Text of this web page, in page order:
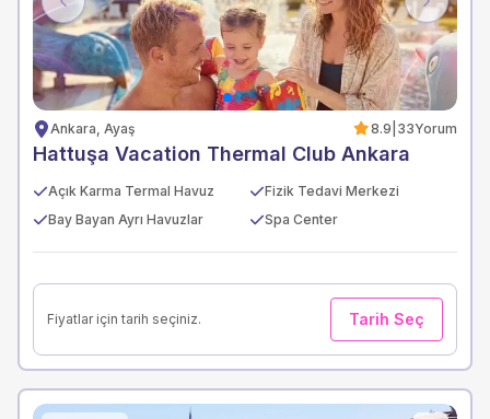
Previous Next
Ankara, Ayaş 8.9 33Yorum
Hattuşa Vacation Thermal Club Ankara
Açık Karma Termal Havuz
Fizik Tedavi Merkezi
Bay Bayan Ayrı Havuzlar
Spa Center
Fiyatlar için tarih seçiniz. Tarih Seç